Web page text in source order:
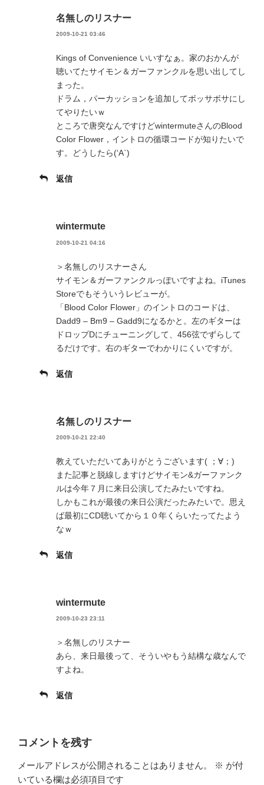
名無しのリスナー
2009-10-21 03:46
Kings of Convenience いいすなぁ。家のおかんが
聴いてたサイモン＆ガーファンクルを思い出してし
まった。
ドラム，パーカッションを追加してボッサボサにし
てやりたいｗ
ところで唐突なんですけどwintermuteさんのBlood
Color Flower，イントロの循環コードが知りたいで
す。どうしたら(‘A`)
返信
wintermute
2009-10-21 04:16
＞名無しのリスナーさん
サイモン＆ガーファンクルっぽいですよね。iTunes
Storeでもそういうレビューが。
「Blood Color Flower」のイントロのコードは、
Dadd9 – Bm9 – Gadd9になるかと。左のギターは
ドロップDにチューニングして、456弦でずらして
るだけです。右のギターでわかりにくいですが。
返信
名無しのリスナー
2009-10-21 22:40
教えていただいてありがとうございます( ；∀；)
また記事と脱線しますけどサイモン&ガーファンク
ルは今年７月に来日公演してたみたいですね。
しかもこれが最後の来日公演だったみたいで。思え
ば最初にCD聴いてから１０年くらいたってたよう
なｗ
返信
wintermute
2009-10-23 23:11
＞名無しのリスナー
あら、来日最後って、そういやもう結構な歳なんで
すよね。
返信
コメントを残す
メールアドレスが公開されることはありません。 ※ が付
いている欄は必須項目です